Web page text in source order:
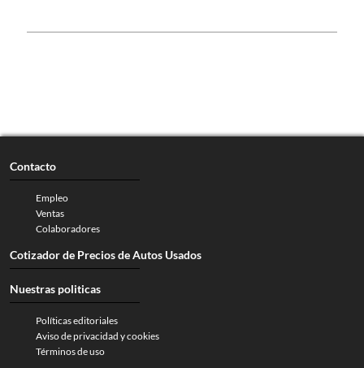
Contacto
Empleo
Ventas
Colaboradores
Cotizador de Precios de Autos Usados
Nuestras politicas
Políticas editoriales
Aviso de privacidad y cookies
Términos de uso